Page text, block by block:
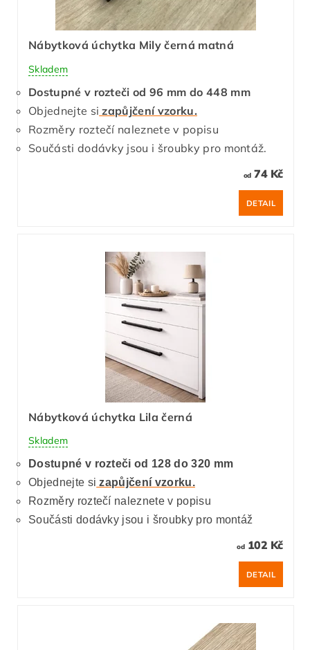
Nábytková úchytka Mily černá matná
Skladem
Dostupné v rozteči od 96 mm do 448 mm
Objednejte si zapůjčení vzorku.
Rozměry roztečí naleznete v popisu
Součásti dodávky jsou i šroubky pro montáž.
od74 Kč
DETAIL
Nábytková úchytka Lila černá
Skladem
Dostupné v rozteči od 128 do 320 mm
Objednejte si zapůjčení vzorku.
Rozměry roztečí naleznete v popisu
Součásti dodávky jsou i šroubky pro montáž
od102 Kč
DETAIL